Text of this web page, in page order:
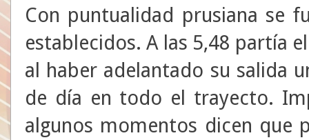
Con puntualidad prusiana se
establecidos. A las 5,48 partía
al haber adelantado su salida
de día en todo el trayecto.
algunos momentos dicen que